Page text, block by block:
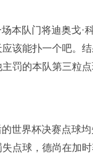
本队门将迪奥戈·
该能扑一个吧。
罚的本队第三粒
世界杯决赛点球
点球，德尚在加